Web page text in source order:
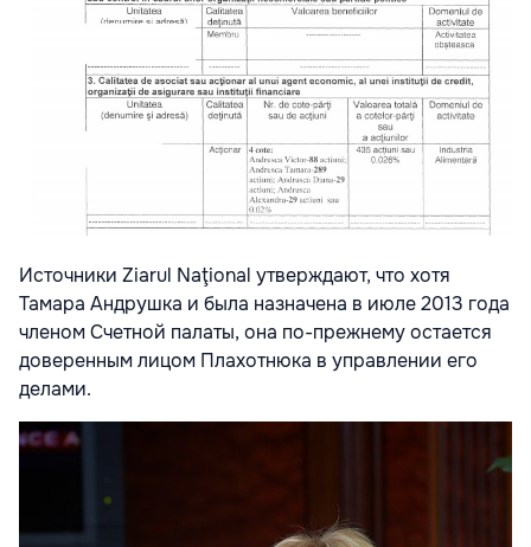
Источники Ziarul Naţional утверждают, что хотя
Тамара Андрушка и была назначена в июле 2013 года
членом Счетной палаты, она по-прежнему остается
доверенным лицом Плахотнюка в управлении его
делами.